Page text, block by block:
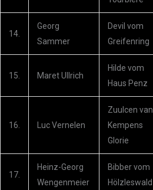
14.
Georg
Sammer
Devil vom
Greifenring
15. Maret Ullrich
Hilde vom
Haus Penz
16. Luc Vernelen
Zuulcen van
Kempens
Glorie
17.
Heinz-Georg
Wengenmeier
Bibber vom
Hölzleswald